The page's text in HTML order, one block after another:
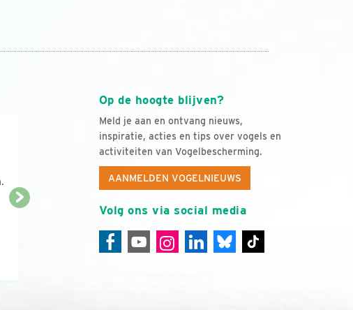
Op de hoogte blijven?
Meld je aan en ontvang nieuws,
inspiratie, acties en tips over vogels en
activiteiten van Vogelbescherming.
AANMELDEN VOGELNIEUWS
Volg ons via social media